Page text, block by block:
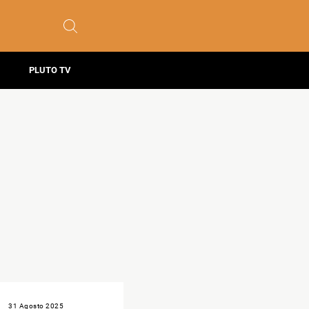
PLUTO TV
31 Agosto 2025